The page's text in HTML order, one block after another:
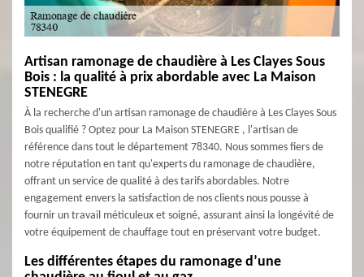
Artisan ramonage de chaudière à Les Clayes Sous
Bois : la qualité à prix abordable avec La Maison
STENEGRE
À la recherche d'un artisan ramonage de chaudière à Les Clayes Sous
Bois qualifié ? Optez pour La Maison STENEGRE , l'artisan de
référence dans tout le département 78340. Nous sommes fiers de
notre réputation en tant qu'experts du ramonage de chaudière,
offrant un service de qualité à des tarifs abordables. Notre
engagement envers la satisfaction de nos clients nous pousse à
fournir un travail méticuleux et soigné, assurant ainsi la longévité de
votre équipement de chauffage tout en préservant votre budget.
Les différentes étapes du ramonage d’une